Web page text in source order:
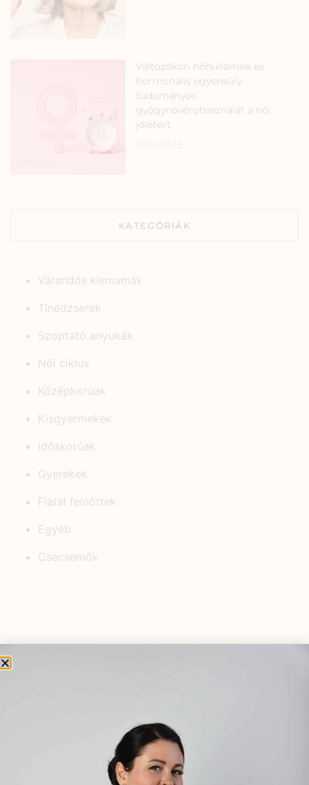
Változókori hőhullámok és
hormonális egyensúly:
tudományos
gyógynövényhasználat a női
jólétért
KATEGÓRIÁK
Várandós kismamák
Tinédzserek
Szoptató anyukák
Női ciklus
Középkorúak
Kisgyermekek
Időskorúak
Gyerekek
Fiatal felnőttek
Egyéb
Csecsemők
családban könyvsorozat 5. kötete!
2024.12.18.